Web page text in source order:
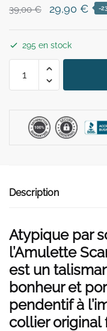
39,00€
Le
initial
était :
39,00 €.
29,90 €Le
est
-
295 en stock
Egyptien
Bijoux
Description
Atypique par
l’Amulette
est un
bonheur et
pendentif à
collier original